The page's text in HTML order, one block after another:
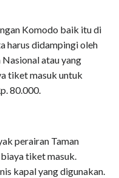
Komodo baik itu di
harus didampingi oleh
atau yang
tiket masuk untuk
80.000.
perairan Taman
tiket masuk.
kapal yang digunakan.